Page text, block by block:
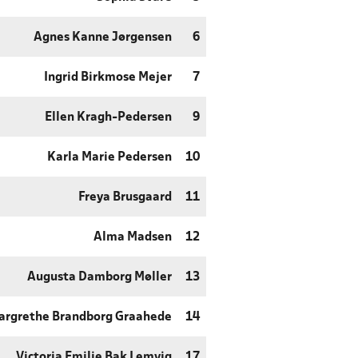
Agnes Kanne Jørgensen 6
Ingrid Birkmose Mejer 7
Ellen Kragh-Pedersen 9
Karla Marie Pedersen 10
Freya Brusgaard 11
Alma Madsen 12
Augusta Damborg Møller 13
Brandborg Graahede 14